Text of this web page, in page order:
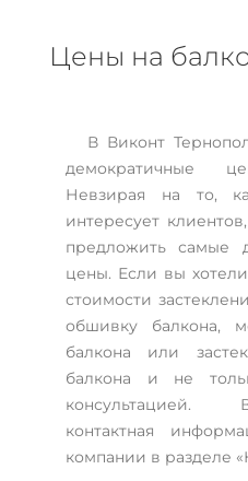
Цены на
В Виконт
демократичные
Невзирая на то,
интересует
предложить самые
цены. Если вы
стоимости
обшивку балкона,
балкона или
балкона и не
консультацией.
контактная
компании в разделе